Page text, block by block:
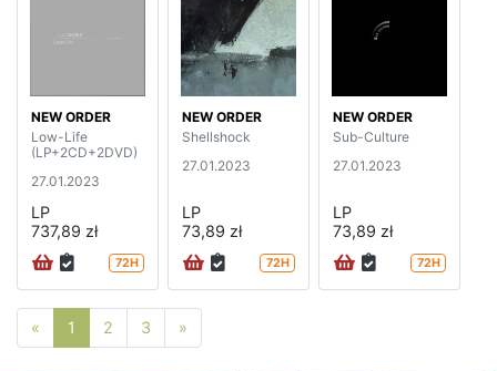
NEW ORDER
Low-Life
(LP+2CD+2DVD)
27.01.2023
LP
737,89 zł
72H
NEW ORDER
Shellshock
27.01.2023
LP
73,89 zł
72H
NEW ORDER
Sub-Culture
27.01.2023
LP
73,89 zł
72H
« Poprzednia strona
1 2 3 »